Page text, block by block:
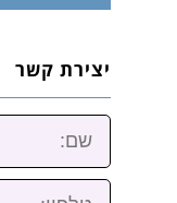
יצירת קשר
שם:
טלפון: